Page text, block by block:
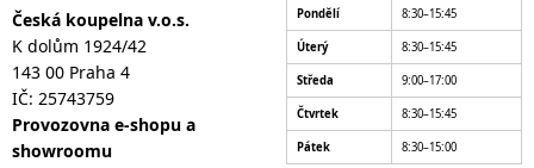
Česká koupelna v.o.s.
K dolům 1924/42
143 00 Praha 4
IČ: 25743759
Provozovna e-shopu a
showroomu
Pondělí 8:30–15:45
Úterý 8:30–15:45
Středa 9:00–17:00
Čtvrtek 8:30–15:45
Pátek 8:30–15:00